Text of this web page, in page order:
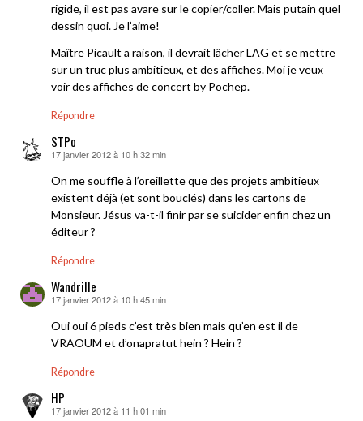
rigide, il est pas avare sur le copier/coller. Mais putain quel
dessin quoi. Je l’aime!
Maître Picault a raison, il devrait lâcher LAG et se mettre
sur un truc plus ambitieux, et des affiches. Moi je veux
voir des affiches de concert by Pochep.
Répondre
STPo
dit :
17 janvier 2012 à 10 h 32 min
On me souffle à l’oreillette que des projets ambitieux
existent déjà (et sont bouclés) dans les cartons de
Monsieur. Jésus va-t-il finir par se suicider enfin chez un
éditeur ?
Répondre
Wandrille
dit :
17 janvier 2012 à 10 h 45 min
Oui oui 6 pieds c’est très bien mais qu’en est il de
VRAOUM et d’onapratut hein ? Hein ?
Répondre
HP
dit :
17 janvier 2012 à 11 h 01 min